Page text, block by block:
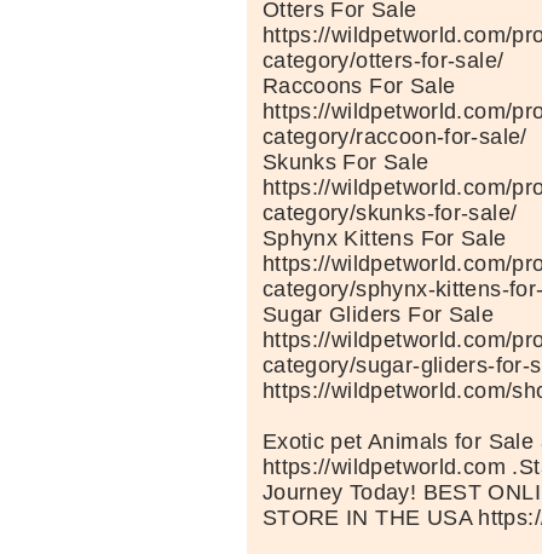
Otters For Sale
https://wildpetworld.com/
category/otters-for-sale/
Raccoons For Sale
https://wildpetworld.com/
category/raccoon-for-sale/
Skunks For Sale
https://wildpetworld.com/
category/skunks-for-sale/
Sphynx Kittens For Sale
https://wildpetworld.com/
category/sphynx-kittens-
Sugar Gliders For Sale
https://wildpetworld.com/
category/sugar-gliders-for-
https://wildpetworld.com/
Exotic pet Animals for Sale
https://wildpetworld.com
Journey Today! BEST
STORE IN THE USA